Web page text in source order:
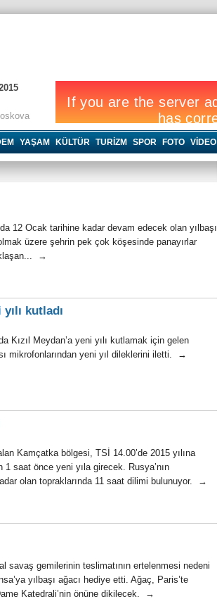
YAŞAM KÜLTÜR TURIZM SPOR FOTO VIDEO
12 Ocak tarihine kadar devam edecek olan yılbaşı
üzere şehrin pek çok köşesinde panayırlar
→
kutladı
Kızıl Meydan’a yeni yılı kutlamak için gelen
mikrofonlarından yeni yıl dileklerini iletti. →
Kamçatka bölgesi, TSİ 14.00’de 2015 yılına
saat önce yeni yıla girecek. Rusya’nın
olan topraklarında 11 saat dilimi bulunuyor. →
savaş gemilerinin teslimatının ertelenmesi nedeni
yılbaşı ağacı hediye etti. Ağaç, Paris’te
Katedrali’nin önüne dikilecek. →